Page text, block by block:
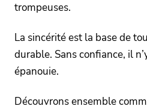
trompeuses.
La sincérité est la base de
durable. Sans confiance, il
épanouie.
Découvrons ensemble